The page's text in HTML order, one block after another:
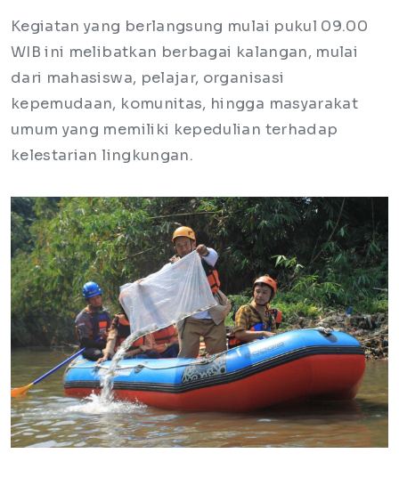
Kegiatan yang berlangsung mulai pukul 09.00
WIB ini melibatkan berbagai kalangan, mulai
dari mahasiswa, pelajar, organisasi
kepemudaan, komunitas, hingga masyarakat
umum yang memiliki kepedulian terhadap
kelestarian lingkungan.